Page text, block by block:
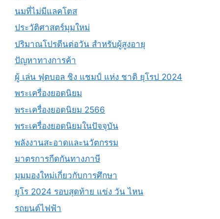
นมที่ไม่มีแลคโตส
ประวัติศาสตร์มุมใหม่
ปริมาณโปรตีนต่อวัน สำหรับผู้สูงอายุ
ปัญหาทางการค้า
ผู้ เล่น ฟุตบอล ชิง แชมป์ แห่ง ชาติ ยุโรป 2024
พระเครื่องยอดนิยม
พระเครื่องยอดนิยม 2566
พระเครื่องยอดนิยมในปัจจุบัน
พลังงานสะอาดและนวัตกรรม
มาตรการกีดกันทางภาษี
มุมมองใหม่เกี่ยวกับการศึกษา
ยูโร 2024 รอบสุดท้าย แข่ง วัน ไหน
รถยนต์ไฟฟ้า